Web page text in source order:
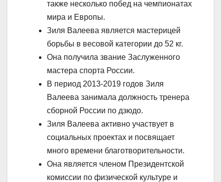
также несколько побед на чемпионатах
мира и Европы.
Зиля Валеева является мастерицей
борьбы в весовой категории до 52 кг.
Она получила звание Заслуженного
мастера спорта России.
В период 2013-2019 годов Зиля
Валеева занимала должность тренера
сборной России по дзюдо.
Зиля Валеева активно участвует в
социальных проектах и посвящает
много времени благотворительности.
Она является членом Президентской
комиссии по физической культуре и